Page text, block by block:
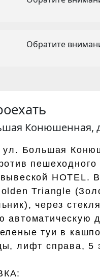
Обратите
Конюшенная,
ул. Большая
HOTEL.
Triangle
через
автоматическую
туи в
лифт справа, 5